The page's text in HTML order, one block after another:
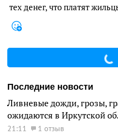
тех денег, что платят
Последние новости
Ливневые дожди, грозы,
ожидаются в Иркутской
21:11 1 отзыв